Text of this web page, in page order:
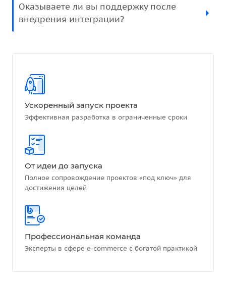
Оказываете ли вы поддержку после
внедрения интеграции?
Ускоренный запуск проекта
Эффективная разработка в ограниченные сроки
От идеи до запуска
Полное сопровождение проектов «под ключ» для
достижения целей
Профессиональная команда
Эксперты в сфере e-commerce с богатой практикой